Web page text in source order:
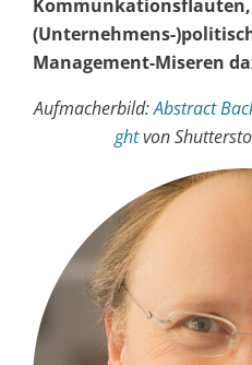
Kommunkationsflauten,
(Unternehmens-
Management-Miseren
Aufmacherbild:Abstract
ghtvon